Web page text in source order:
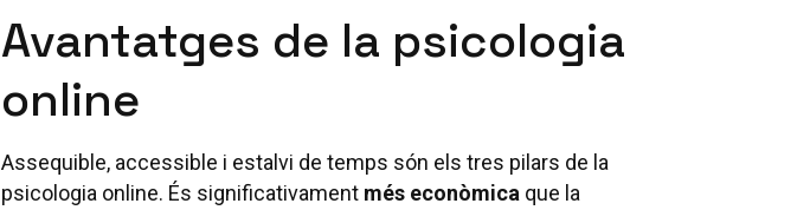
Avantatges de la psicologia
online
Assequible, accessible i estalvi de temps són els tres pilars de la
psicologia online. És significativament més econòmica que la